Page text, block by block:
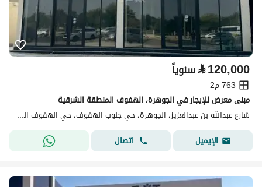
⃁120,000 سنوياً
763 م2
مبنى معرض للإيجار في الجوهرة، الهفوف المنطقة الشرقية
شارع عبدالله بن عبدالعزيز، الجوهرة، حي جنوب الهفوف، حي الهفوف المنطقة الشرقية، الأحساء
الإيميل
اتصال